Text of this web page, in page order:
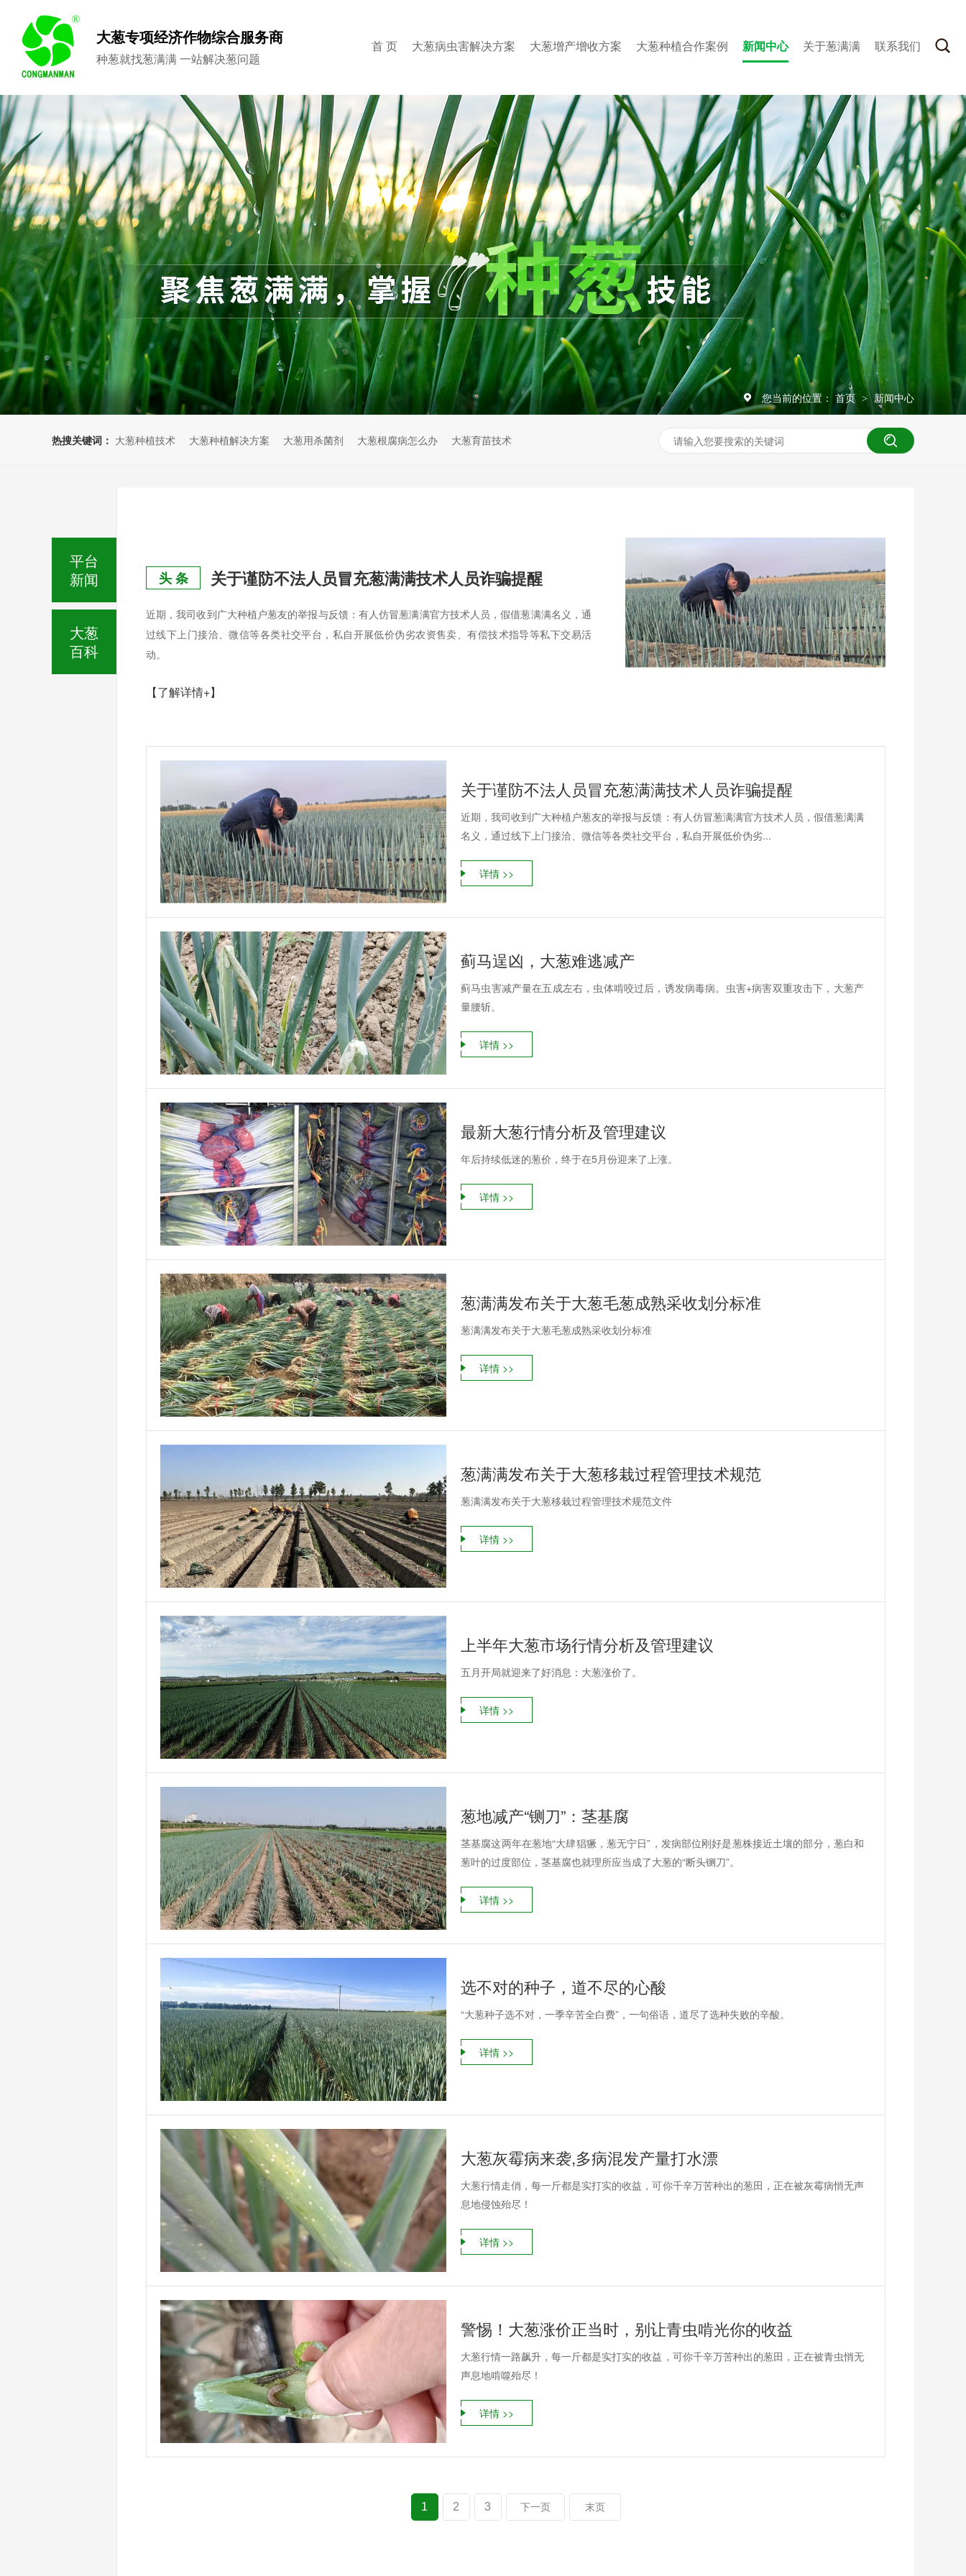
大葱专项经济作物综合服务商
种葱就找葱满满 一站解决葱问题
首 页 大葱病虫害解决方案 大葱增产增收方案 大葱种植合作案例 新闻中心 关于葱满满 联系我们
您当前的位置： 首页 > 新闻中心
热搜关键词： 大葱种植技术 大葱种植解决方案 大葱用杀菌剂 大葱根腐病怎么办 大葱育苗技术
头 条 关于谨防不法人员冒充葱满满技术人员诈骗提醒
近期，我司收到广大种植户葱友的举报与反馈：有人仿冒葱满满官方技术人员，假借葱满满名义，通
过线下上门接洽、微信等各类社交平台，私自开展低价伪劣农资售卖、有偿技术指导等私下交易活
动。
【了解详情+】
关于谨防不法人员冒充葱满满技术人员诈骗提醒
近期，我司收到广大种植户葱友的举报与反馈：有人仿冒葱满满官方技术人员，假借葱满满
名义，通过线下上门接洽、微信等各类社交平台，私自开展低价伪劣...
详情 >>
蓟马逞凶，大葱难逃减产
蓟马虫害减产量在五成左右，虫体啃咬过后，诱发病毒病。虫害+病害双重攻击下，大葱产
量腰斩。
详情 >>
最新大葱行情分析及管理建议
年后持续低迷的葱价，终于在5月份迎来了上涨。
详情 >>
葱满满发布关于大葱毛葱成熟采收划分标准
葱满满发布关于大葱毛葱成熟采收划分标准
详情 >>
葱满满发布关于大葱移栽过程管理技术规范
葱满满发布关于大葱移栽过程管理技术规范文件
详情 >>
上半年大葱市场行情分析及管理建议
五月开局就迎来了好消息：大葱涨价了。
详情 >>
葱地减产“铡刀”：茎基腐
茎基腐这两年在葱地“大肆猖獗，葱无宁日”，发病部位刚好是葱株接近土壤的部分，葱白和
葱叶的过度部位，茎基腐也就理所应当成了大葱的“断头铡刀”。
详情 >>
选不对的种子，道不尽的心酸
“大葱种子选不对，一季辛苦全白费”，一句俗语，道尽了选种失败的辛酸。
详情 >>
大葱灰霉病来袭,多病混发产量打水漂
大葱行情走俏，每一斤都是实打实的收益，可你千辛万苦种出的葱田，正在被灰霉病悄无声
息地侵蚀殆尽！
详情 >>
警惕！大葱涨价正当时，别让青虫啃光你的收益
大葱行情一路飙升，每一斤都是实打实的收益，可你千辛万苦种出的葱田，正在被青虫悄无
声息地啃噬殆尽！
详情 >>
1 2 3 下一页 末页
平台
新闻
大葱
百科